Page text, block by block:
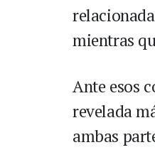
mientras
Ante esos
revelada
ambas